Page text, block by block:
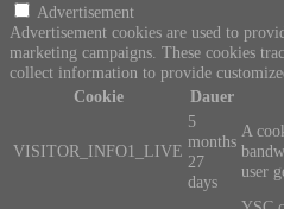
Advertisement
Advertisement cookies are used to
marketing campaigns. These cookies
collect information to provide
Cookie
Dauer
VISITOR_INFO1_LIVE
5
months
27
days
A
user